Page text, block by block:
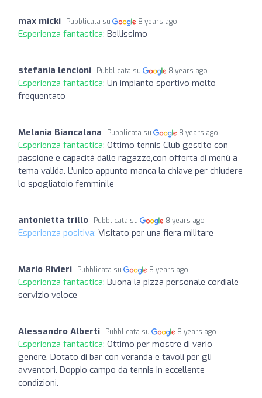
max micki Pubblicata su 8 years ago
Esperienza fantastica: Bellissimo
stefania lencioni Pubblicata su 8 years ago
Esperienza fantastica: Un impianto sportivo molto
frequentato
Melania Biancalana Pubblicata su 8 years ago
Esperienza fantastica: Ottimo tennis Club gestito con
passione e capacità dalle ragazze,con offerta di menù a
tema valida. L'unico appunto manca la chiave per chiudere
lo spogliatoio femminile
antonietta trillo Pubblicata su 8 years ago
Esperienza positiva: Visitato per una fiera militare
Mario Rivieri Pubblicata su 8 years ago
Esperienza fantastica: Buona la pizza personale cordiale
servizio veloce
Alessandro Alberti Pubblicata su 8 years ago
Esperienza fantastica: Ottimo per mostre di vario
genere. Dotato di bar con veranda e tavoli per gli
avventori. Doppio campo da tennis in eccellente
condizioni.